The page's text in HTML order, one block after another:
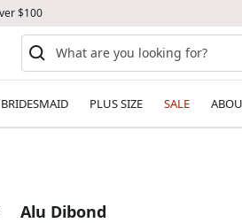
$100
BRIDESMAID PLUS SIZE SALE
Alu Dibond